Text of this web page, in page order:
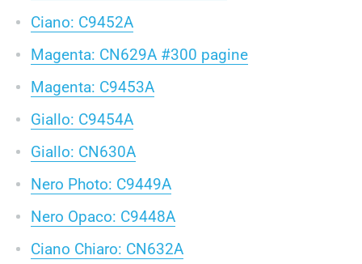
Ciano: C9452A
Magenta: CN629A #300 pagine
Magenta: C9453A
Giallo: C9454A
Giallo: CN630A
Nero Photo: C9449A
Nero Opaco: C9448A
Ciano Chiaro: CN632A